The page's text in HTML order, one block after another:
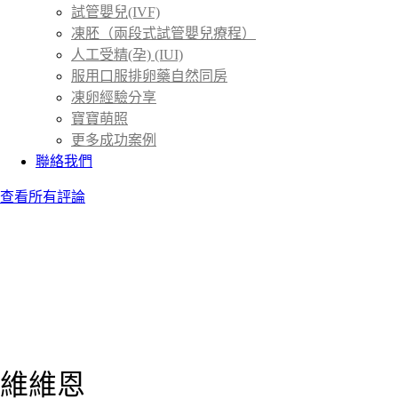
試管嬰兒(IVF)
凍胚（兩段式試管嬰兒療程）
人工受精(孕) (IUI)
服用口服排卵藥自然同房
凍卵經驗分享
寶寶萌照
更多成功案例
聯絡我們
查看所有評論
維維恩